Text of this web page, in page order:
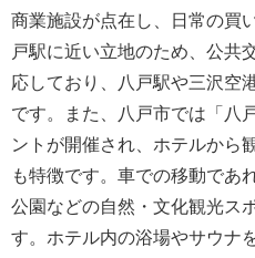
商業施設が点在し、日常の買
戸駅に近い立地のため、公共
応しており、八戸駅や三沢空
です。また、八戸市では「八
ントが開催され、ホテルから
も特徴です。車での移動であ
公園などの自然・文化観光ス
す。ホテル内の浴場やサウナ